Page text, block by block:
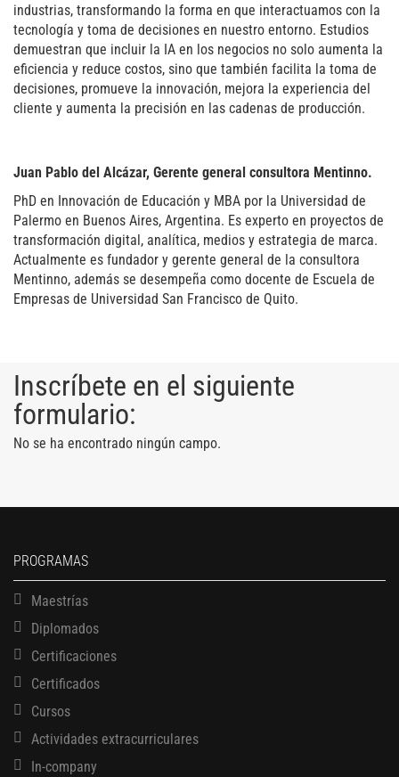
industrias, transformando la forma en que interactuamos con la
tecnología y toma de decisiones en nuestro entorno. Estudios
demuestran que incluir la IA en los negocios no solo aumenta la
eficiencia y reduce costos, sino que también facilita la toma de
decisiones, promueve la innovación, mejora la experiencia del
cliente y aumenta la precisión en las cadenas de producción.
Juan Pablo del Alcázar, Gerente general consultora Mentinno.
PhD en Innovación de Educación y MBA por la Universidad de
Palermo en Buenos Aires, Argentina. Es experto en proyectos de
transformación digital, analítica, medios y estrategia de marca.
Actualmente es fundador y gerente general de la consultora
Mentinno, además se desempeña como docente de Escuela de
Empresas de Universidad San Francisco de Quito.
Inscríbete en el siguiente
formulario:
No se ha encontrado ningún campo.
PROGRAMAS
Maestrías
Diplomados
Certificaciones
Certificados
Cursos
Actividades extracurriculares
In-company